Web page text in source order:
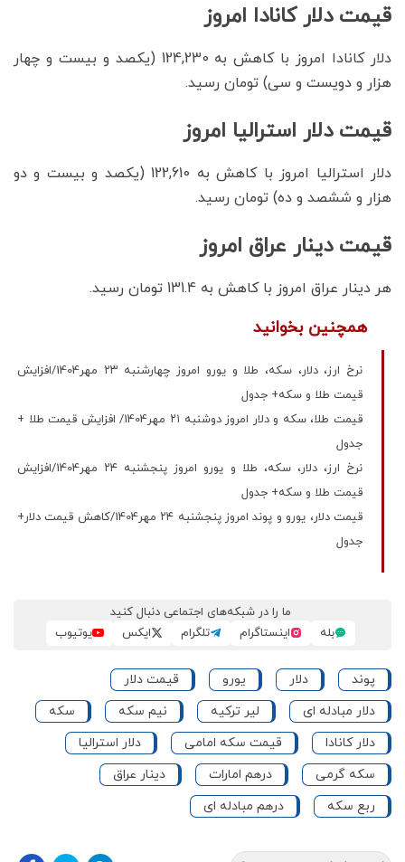
قیمت دلار کانادا امروز
دلار کانادا امروز با کاهش به 124,230 (یکصد و بیست و چهار
هزار و دویست و سی) تومان رسید.
قیمت دلار استرالیا امروز
دلار استرالیا امروز با کاهش به 122,610 (یکصد و بیست و دو
هزار و ششصد و ده) تومان رسید.
قیمت دینار عراق امروز
هر دینار عراق امروز با کاهش به 131.4 تومان رسید.
همچنین بخوانید
نرخ ارز، دلار، سکه، طلا و یورو امروز چهارشنبه ۲۳ مهر1404/افزایش
قیمت طلا و سکه+ جدول
قیمت طلا، سکه و دلار امروز دوشنبه ۲۱ مهر1404/ افزایش قیمت‌ طلا +
جدول
نرخ ارز، دلار، سکه، طلا و یورو امروز پنجشنبه ۲۴ مهر1404/افزایش
قیمت طلا و سکه+ جدول
قیمت دلار، یورو و پوند امروز پنجشنبه ۲۴ مهر1404/کاهش قیمت دلار+
جدول
ما را در شبکه‌های اجتماعی دنبال کنید
بله
اینستاگرام تلگرام ایکس یوتیوب
پوند دلار یورو
قیمت دلار
دلار مبادله ای
لیر ترکیه نیم سکه
سکه
دلار کانادا
قیمت سکه امامی
دلار استرالیا
سکه گرمی
درهم امارات
دینار عراق
ربع سکه
درهم مبادله ای